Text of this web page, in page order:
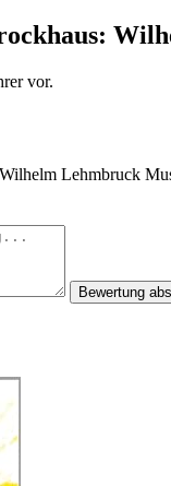
vor.
Lehmbruck
Bewertung